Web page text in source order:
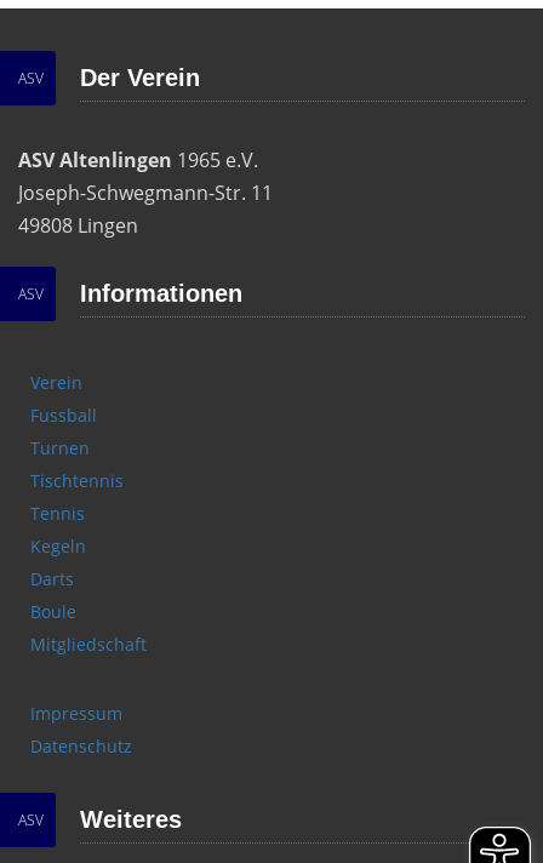
ASV Der Verein
ASV Altenlingen 1965 e.V.
Joseph-Schwegmann-Str. 11
49808 Lingen
ASV Informationen
Verein
Fussball
Turnen
Tischtennis
Tennis
Kegeln
Darts
Boule
Mitgliedschaft
Impressum
Datenschutz
ASV Weiteres